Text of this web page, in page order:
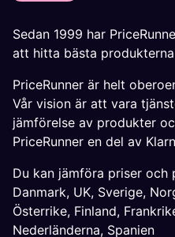
Sedan 1999 har
att hitta bästa
PriceRunner är helt
Vår vision är att vara
jämförelse av produkter
PriceRunner en del av
Du kan jämföra priser och
Danmark, UK, Sverige,
Österrike, Finland,
Nederländerna, Spanien